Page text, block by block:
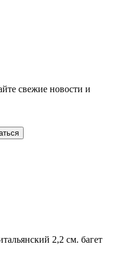
свежие новости и
2,2 см. багет